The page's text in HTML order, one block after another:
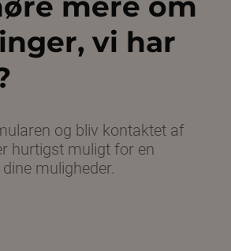
vi har
og bliv kontaktet af
hurtigst muligt for en
muligheder.